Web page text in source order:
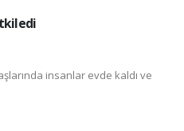
insanlar evde kaldı ve